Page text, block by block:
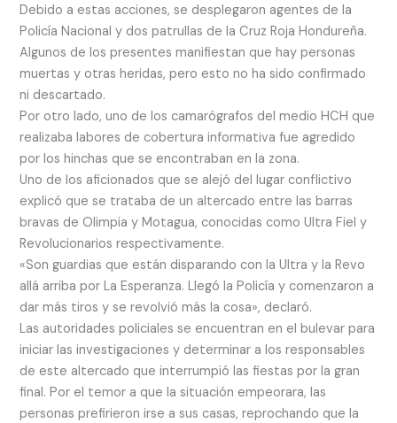
Debido a estas acciones, se desplegaron agentes de la
Policía Nacional y dos patrullas de la Cruz Roja Hondureña.
Algunos de los presentes manifiestan que hay personas
muertas y otras heridas, pero esto no ha sido confirmado
ni descartado.
Por otro lado, uno de los camarógrafos del medio HCH que
realizaba labores de cobertura informativa fue agredido
por los hinchas que se encontraban en la zona.
Uno de los aficionados que se alejó del lugar conflictivo
explicó que se trataba de un altercado entre las barras
bravas de Olimpia y Motagua, conocidas como Ultra Fiel y
Revolucionarios respectivamente.
«Son guardias que están disparando con la Ultra y la Revo
allá arriba por La Esperanza. Llegó la Policía y comenzaron a
dar más tiros y se revolvió más la cosa», declaró.
Las autoridades policiales se encuentran en el bulevar para
iniciar las investigaciones y determinar a los responsables
de este altercado que interrumpió las fiestas por la gran
final. Por el temor a que la situación empeorara, las
personas prefirieron irse a sus casas, reprochando que la